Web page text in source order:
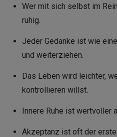
Wer mit sich selbst im
ruhig.
Jeder Gedanke ist wie
und weiterziehen.
Das Leben wird leichter,
kontrollieren willst.
Innere Ruhe ist wertvoller
Akzeptanz ist oft der erste